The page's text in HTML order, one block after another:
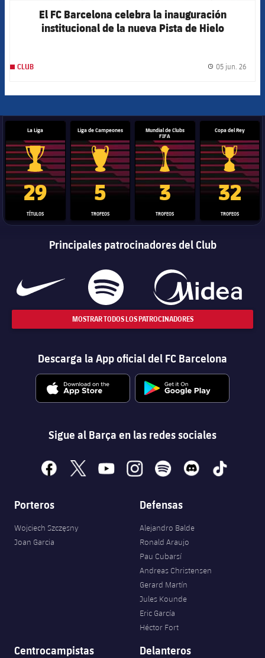
El FC Barcelona celebra la inauguración
institucional de la nueva Pista de Hielo
CLUB 05 jun. 26
La Liga
Trofeo de La Liga
29
TÍTULOS
Liga de Campeones
Trofeo de la Liga de Campeones
5
TROFEOS
Mundial de Clubs
FIFA
Trofeo del Mundial de
3
TROFEOS
Copa del Rey
Copa del
32
TROFEOS
Principales patrocinadores del Club
MOSTRAR TODOS LOS PATROCINADORES
Descarga la App oficial del FC Barcelona
Sigue al Barça en las redes sociales
facebook
x youtubeinstagramspotify discord tiktok
Porteros
Wojciech Szczęsny
Joan Garcia
Defensas
Alejandro Balde
Ronald Araujo
Pau Cubarsí
Andreas Christensen
Gerard Martín
Jules Kounde
Eric García
Héctor Fort
Centrocampistas Delanteros